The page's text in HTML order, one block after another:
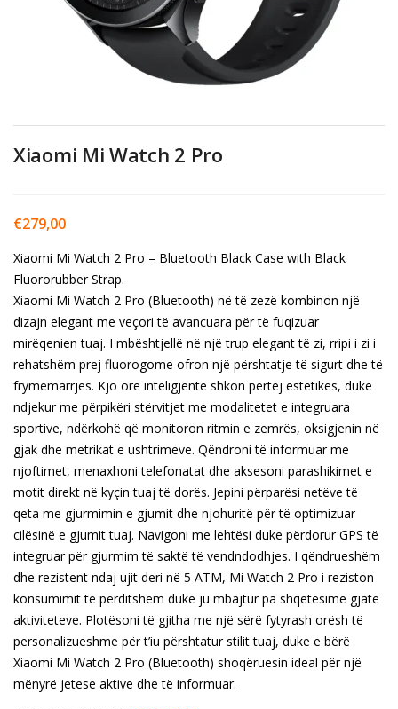
Xiaomi Mi Watch 2 Pro
€279,00
Xiaomi Mi Watch 2 Pro – Bluetooth Black Case with Black
Fluororubber Strap.
Xiaomi Mi Watch 2 Pro (Bluetooth) në të zezë kombinon një
dizajn elegant me veçori të avancuara për të fuqizuar
mirëqenien tuaj. I mbështjellë në një trup elegant të zi, rripi i zi i
rehatshëm prej fluorogome ofron një përshtatje të sigurt dhe të
frymëmarrjes. Kjo orë inteligjente shkon përtej estetikës, duke
ndjekur me përpikëri stërvitjet me modalitetet e integruara
sportive, ndërkohë që monitoron ritmin e zemrës, oksigjenin në
gjak dhe metrikat e ushtrimeve. Qëndroni të informuar me
njoftimet, menaxhoni telefonatat dhe aksesoni parashikimet e
motit direkt në kyçin tuaj të dorës. Jepini përparësi netëve të
qeta me gjurmimin e gjumit dhe njohuritë për të optimizuar
cilësinë e gjumit tuaj. Navigoni me lehtësi duke përdorur GPS të
integruar për gjurmim të saktë të vendndodhjes. I qëndrueshëm
dhe rezistent ndaj ujit deri në 5 ATM, Mi Watch 2 Pro i reziston
konsumimit të përditshëm duke ju mbajtur pa shqetësime gjatë
aktiviteteve. Plotësoni të gjitha me një sërë fytyrash orësh të
personalizueshme për t’iu përshtatur stilit tuaj, duke e bërë
Xiaomi Mi Watch 2 Pro (Bluetooth) shoqëruesin ideal për një
mënyrë jetese aktive dhe të informuar.